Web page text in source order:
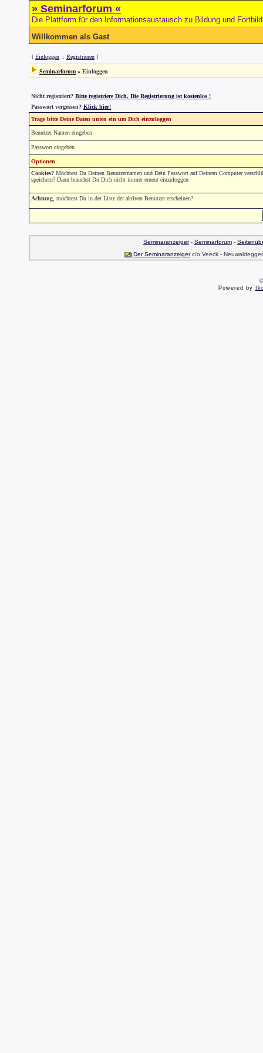
» Seminarforum «
Die Plattform für den Informationsaustausch zu Bildung und
Willkommen als Gast
[ Einloggen :: Registrieren ]
Seminarforum » Einloggen
Nicht registriert? Bitte registriere Dich. Die Registrierung ist kostenlos !
Passwort vergessen? Klick hier!
Trage bitte Deine Daten unten ein um Dich einzuloggen
Benutzer Namen eingeben
Passwort eingeben
Optionen
Cookies? Möchtest Du Deinen Benutzernamen und Dein Passwort auf Deinem Computer
speichern? Dann brauchst Du Dich nicht immer erneut einzuloggen
Achtung , möchtest Du in der Liste der aktiven Benutzer erscheinen?
Seminaranzeiger- Seminarforum-
Der Seminaranzeigerc/o Veeck -
Powered by